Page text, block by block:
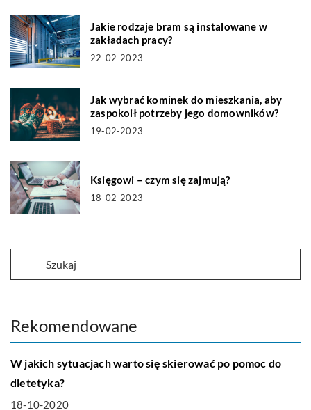
Jakie rodzaje bram są instalowane w
zakładach pracy?
22-02-2023
Jak wybrać kominek do mieszkania, aby
zaspokoił potrzeby jego domowników?
19-02-2023
Księgowi – czym się zajmują?
18-02-2023
Rekomendowane
ZDROWY STYL ŻYCIA
W jakich sytuacjach warto się skierować po pomoc do
dietetyka?
18-10-2020